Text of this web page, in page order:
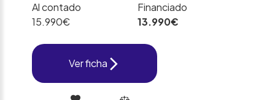
Al contado
15.990€
Financiado
13.990€
Ver ficha